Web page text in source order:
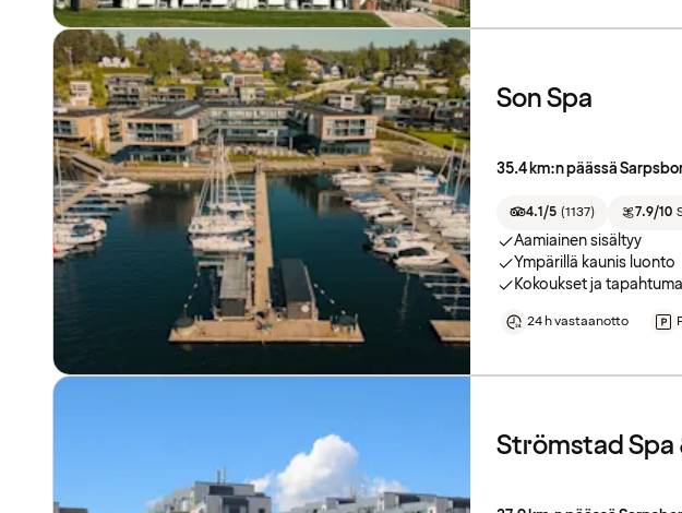
Son Spa
35.4 km:n päässä
4.1/5 (1137) 7.9/10
Aamiainen sisältyy
Ympärillä kaunis luonto
Kokoukset ja
24 h vastaanotto
Strömstad Spa